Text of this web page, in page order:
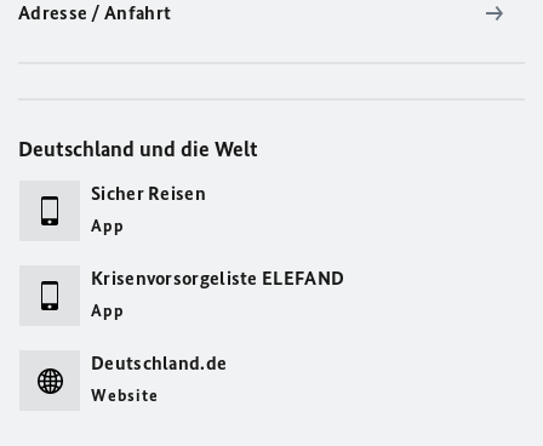
Adresse / Anfahrt
Deutschland und die Welt
Sicher Reisen
App
Krisenvorsorgeliste ELEFAND
App
Deutschland.de
Website